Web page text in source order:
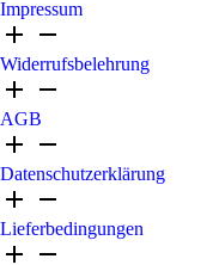
Impressum
Widerrufsbelehrung
AGB
Datenschutzerklärung
Lieferbedingungen